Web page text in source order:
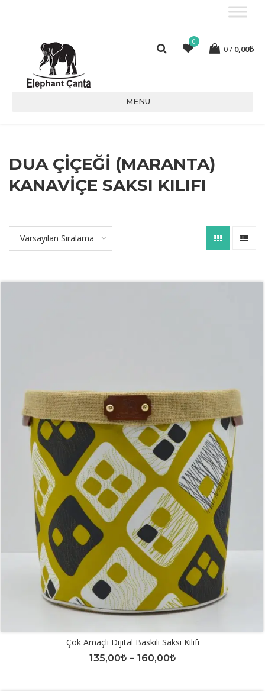
0
0 0,00
MENU
DUA ÇIÇEĞI (MARANTA)
KANAVIÇE SAKSI KILIFI
Varsayılan Sıralama
Çok Amaçlı Dijital Baskılı Saksı Kılıfı
135,00
– 160,00